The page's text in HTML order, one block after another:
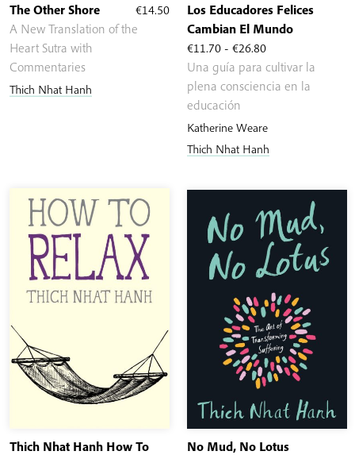
€14.50
The Other Shore
A New Translation of the
Heart Sutra with
Commentaries
Thich Nhat Hanh
€11.70 - €26.80Rango
de
precios:
€11.70
€26.80
Los Educadores Felices
Cambian El Mundo
Una guía para cultivar la
plena consciencia en la
educación
Katherine Weare
Thich Nhat Hanh
Thich Nhat Hanh How To
No Mud, No Lotus